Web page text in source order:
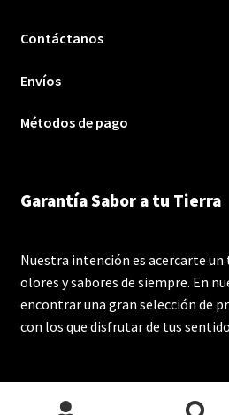
Contáctanos
Envíos
Métodos de pago
Garantía Sabor a tu Tierra
Nuestra intención es acercarte un
olores y sabores de siempre. En
encontrar una gran selección de
con los que disfrutar de tus